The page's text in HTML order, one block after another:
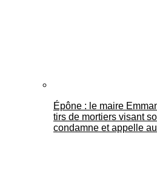
Épône : le maire
tirs de mortiers visant
condamne et appelle